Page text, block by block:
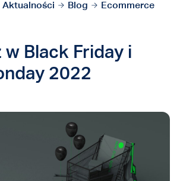
Aktualności Blog Ecommerce
w Black Friday i
2022